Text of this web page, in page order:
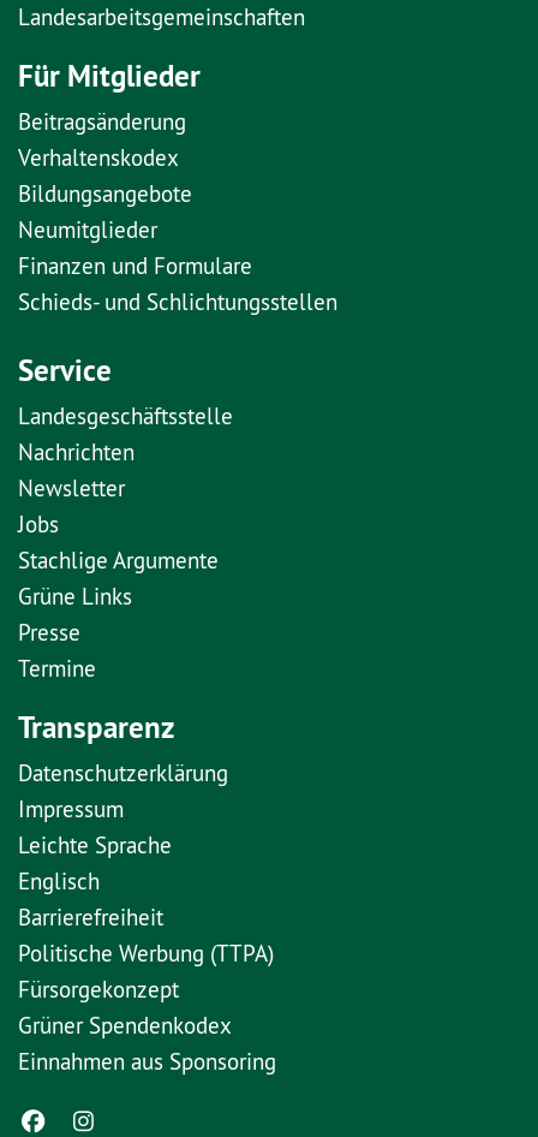
Landesarbeitsgemeinschaften
Für Mitglieder
Beitragsänderung
Verhaltenskodex
Bildungsangebote
Neumitglieder
Finanzen und Formulare
Schieds- und Schlichtungsstellen
Service
Landesgeschäftsstelle
Nachrichten
Newsletter
Jobs
Stachlige Argumente
Grüne Links
Presse
Termine
Transparenz
Datenschutzerklärung
Impressum
Leichte Sprache
Englisch
Barrierefreiheit
Politische Werbung (TTPA)
Fürsorgekonzept
Grüner Spendenkodex
Einnahmen aus Sponsoring